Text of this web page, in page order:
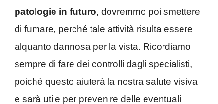
patologie in futuro, dovremmo poi smettere
di fumare, perché tale attività risulta essere
alquanto dannosa per la vista. Ricordiamo
sempre di fare dei controlli dagli specialisti,
poiché questo aiuterà la nostra salute visiva
e sarà utile per prevenire delle eventuali